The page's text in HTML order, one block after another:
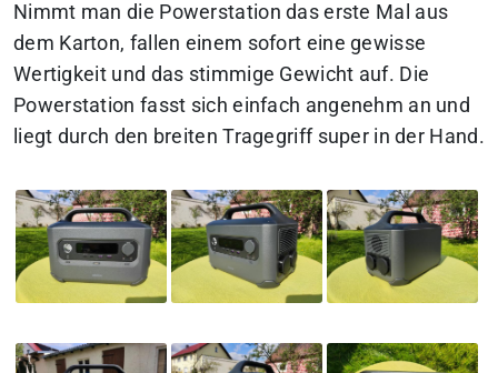
Nimmt man die Powerstation das erste Mal aus
dem Karton, fallen einem sofort eine gewisse
Wertigkeit und das stimmige Gewicht auf. Die
Powerstation fasst sich einfach angenehm an und
liegt durch den breiten Tragegriff super in der Hand.